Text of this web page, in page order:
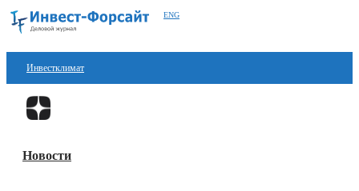
ENG
Инвестклимат
Финансы
Блокчейн
Новости